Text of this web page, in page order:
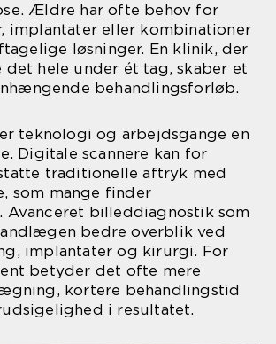
Ældre har ofte behov for
implantater eller kombinationer
løsninger. En klinik, der
det hele under ét tag, skaber et
behandlingsforløb.
teknologi og arbejdsgange en
Digitale scannere kan for
traditionelle aftryk med
som mange finder
Avanceret billeddiagnostik som
bedre overblik ved
implantater og kirurgi. For
betyder det ofte mere
kortere behandlingstid
i resultatet.